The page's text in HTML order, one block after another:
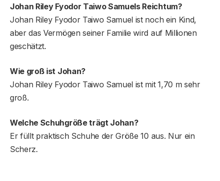
Johan Riley Fyodor Taiwo Samuels Reichtum?
Johan Riley Fyodor Taiwo Samuel ist noch ein Kind,
aber das Vermögen seiner Familie wird auf Millionen
geschätzt.
Wie groß ist Johan?
Johan Riley Fyodor Taiwo Samuel ist mit 1,70 m sehr
groß.
Welche Schuhgröße trägt Johan?
Er füllt praktisch Schuhe der Größe 10 aus. Nur ein
Scherz.